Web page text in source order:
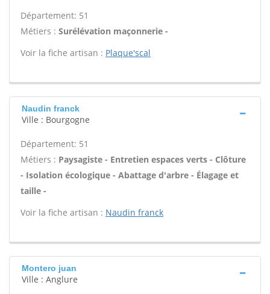
Département: 51
Métiers : Surélévation maçonnerie -
Voir la fiche artisan : Plaque'scal
Naudin franck
Ville : Bourgogne
Département: 51
Métiers : Paysagiste - Entretien espaces verts - Clôture
- Isolation écologique - Abattage d'arbre - Élagage et
taille -
Voir la fiche artisan : Naudin franck
Montero juan
Ville : Anglure